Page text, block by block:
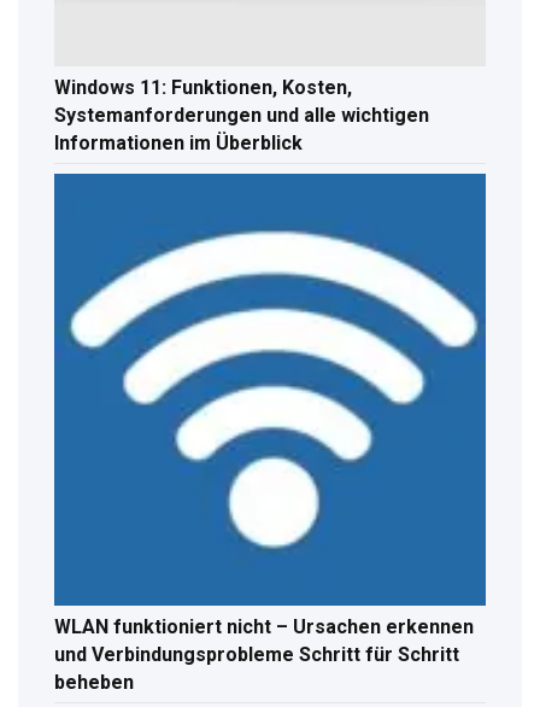
Windows 11: Funktionen, Kosten,
Systemanforderungen und alle wichtigen
Informationen im Überblick
WLAN funktioniert nicht – Ursachen erkennen
und Verbindungsprobleme Schritt für Schritt
beheben